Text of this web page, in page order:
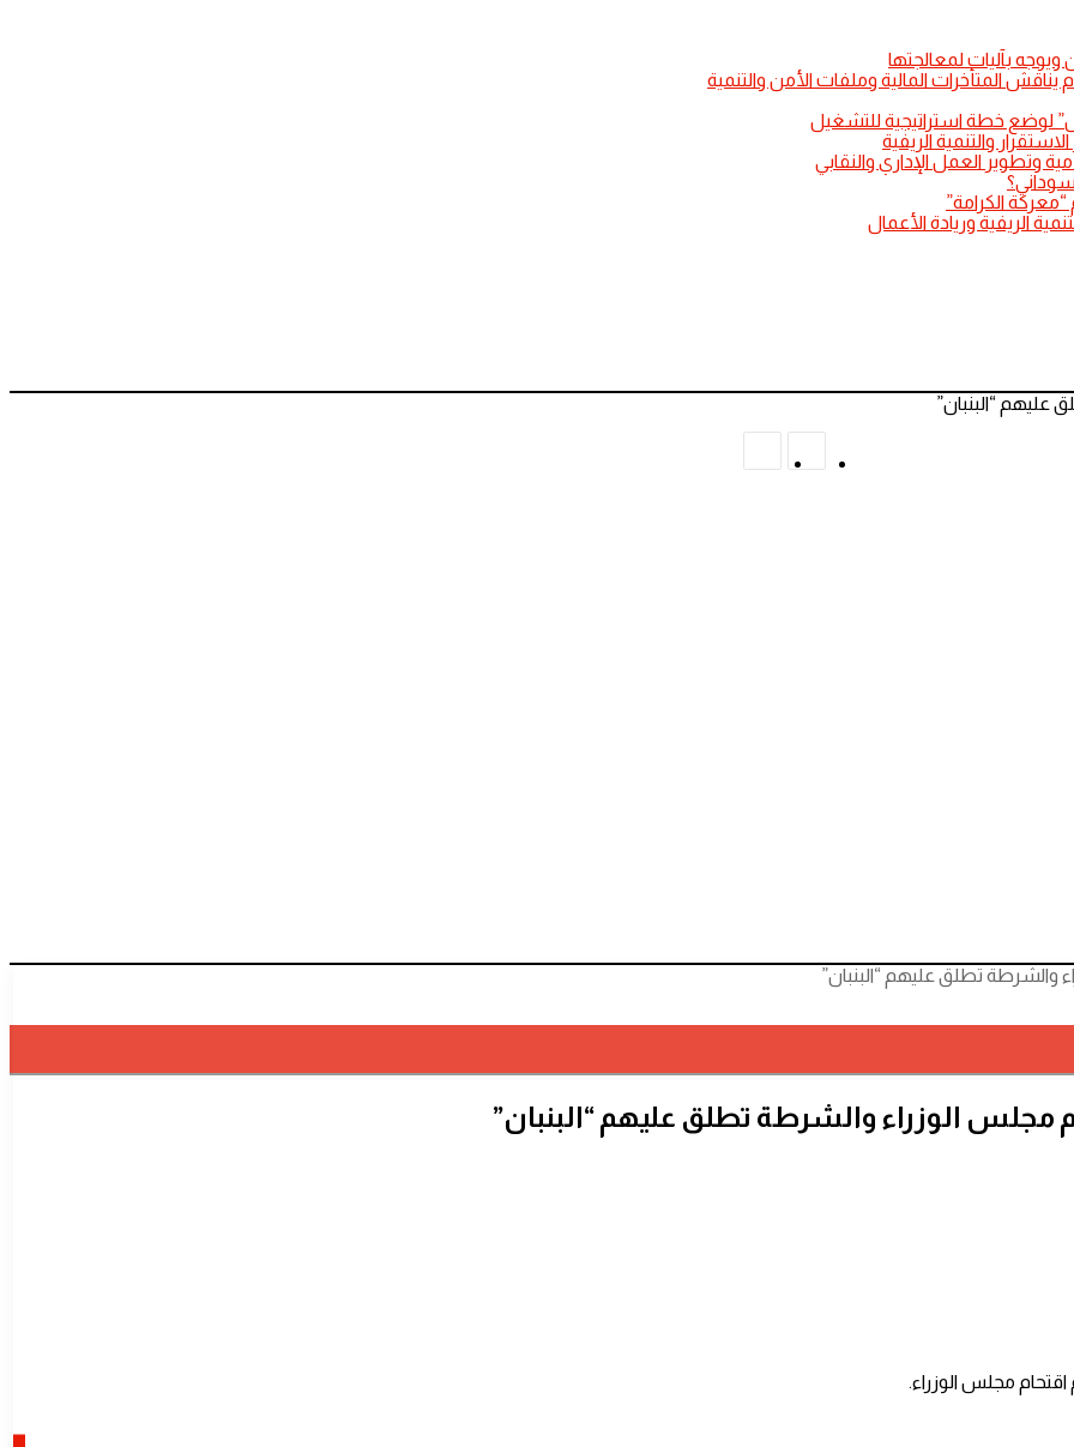
بآليات لمعالجتها
يناقش المتأخرات المالية وملفات الأمن والتنمية
لوضع خطة استراتيجية للتشغيل
والتنمية الريفية
وتطوير العمل الإداري والنقابي
“معركة الكرامة”
الريفية وريادة الأعمال
“البنبان”
والشرطة تطلق عليهم “البنبان”
الوزراء والشرطة تطلق عليهم “البنبان”
مجلس الوزراء.